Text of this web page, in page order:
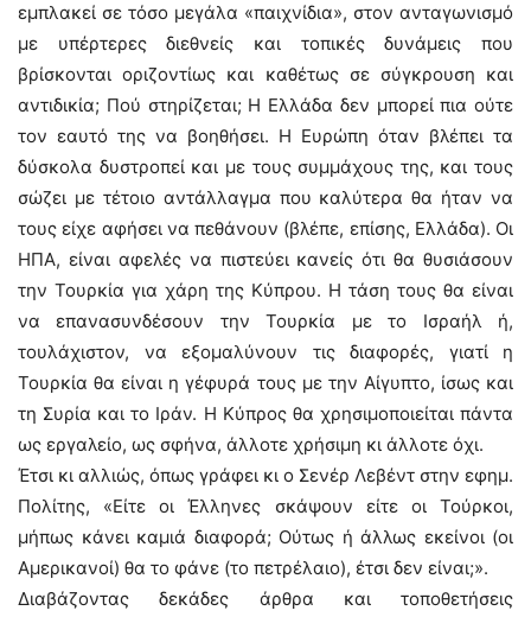
εμπλακεί σε τόσο μεγάλα «παιχνίδια», στον ανταγωνισμό
με υπέρτερες διεθνείς και τοπικές δυνάμεις που
βρίσκονται οριζοντίως και καθέτως σε σύγκρουση και
αντιδικία; Πού στηρίζεται; Η Ελλάδα δεν μπορεί πια ούτε
τον εαυτό της να βοηθήσει. Η Ευρώπη όταν βλέπει τα
δύσκολα δυστροπεί και με τους συμμάχους της, και τους
σώζει με τέτοιο αντάλλαγμα που καλύτερα θα ήταν να
τους είχε αφήσει να πεθάνουν (βλέπε, επίσης, Ελλάδα). Οι
ΗΠΑ, είναι αφελές να πιστεύει κανείς ότι θα θυσιάσουν
την Τουρκία για χάρη της Κύπρου. Η τάση τους θα είναι
να επανασυνδέσουν την Τουρκία με το Ισραήλ ή,
τουλάχιστον, να εξομαλύνουν τις διαφορές, γιατί η
Τουρκία θα είναι η γέφυρά τους με την Αίγυπτο, ίσως και
τη Συρία και το Ιράν. Η Κύπρος θα χρησιμοποιείται πάντα
ως εργαλείο, ως σφήνα, άλλοτε χρήσιμη κι άλλοτε όχι.
Έτσι κι αλλιώς, όπως γράφει κι ο Σενέρ Λεβέντ στην εφημ.
Πολίτης, «Είτε οι Έλληνες σκάψουν είτε οι Τούρκοι,
μήπως κάνει καμιά διαφορά; Ούτως ή άλλως εκείνοι (οι
Αμερικανοί) θα το φάνε (το πετρέλαιο), έτσι δεν είναι;».
Διαβάζοντας δεκάδες άρθρα και τοποθετήσεις